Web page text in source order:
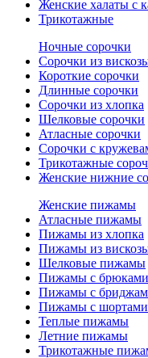
Женские халаты с
Трикотажные
Ночные сорочки
Сорочки из
Короткие сорочки
Длинные сорочки
Сорочки из хлопка
Шелковые сорочки
Атласные сорочки
Сорочки с
Трикотажные
Женские нижние
Женские пижамы
Атласные пижамы
Пижамы из хлопка
Пижамы из
Шелковые пижамы
Пижамы с брюками
Пижамы с
Пижамы с шортами
Теплые пижамы
Летние пижамы
Трикотажные